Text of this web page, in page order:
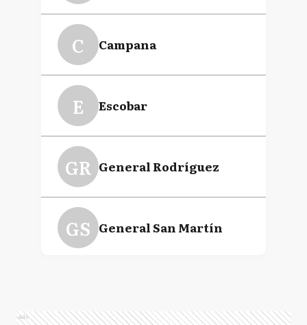
C Campana
E Escobar
GR General Rodríguez
GS General San Martín
Ads